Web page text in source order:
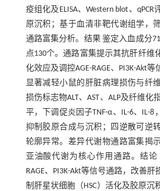
疫组化及ELISA、Western blot、
原沉积；基于血清非靶代谢组学，
通路富集分析。结果 鉴定入血成分
点130个。通路富集提示其抗肝纤维
化效应及调控AGE-RAGE、PI3K-Akt
显著减轻小鼠的肝脏病理损伤与纤
损伤标志物ALT、AST、ALP及纤维化
平，下调促炎因子TNF-α、IL-6、IL-8
抑制胶原合成与沉积；四逆散可逆
轮廓异常。差异代谢物通路富集揭
亚油酸代谢为核心作用通路。结论
RAGE、PI3K-Akt等信号通路，改善
制肝星状细胞（HSC）活化及胶原沉